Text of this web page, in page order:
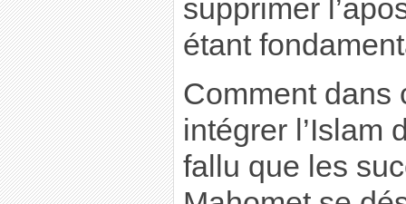
supprimer
étant
Comment dans
intégrer l’Islam
fallu que les